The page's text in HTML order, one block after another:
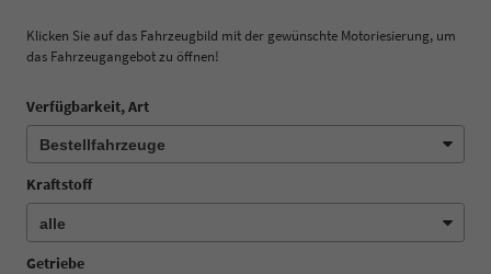
Klicken Sie auf das Fahrzeugbild mit der gewünschte Motoriesierung, um
das Fahrzeugangebot zu öffnen!
Verfügbarkeit, Art
Kraftstoff
Getriebe